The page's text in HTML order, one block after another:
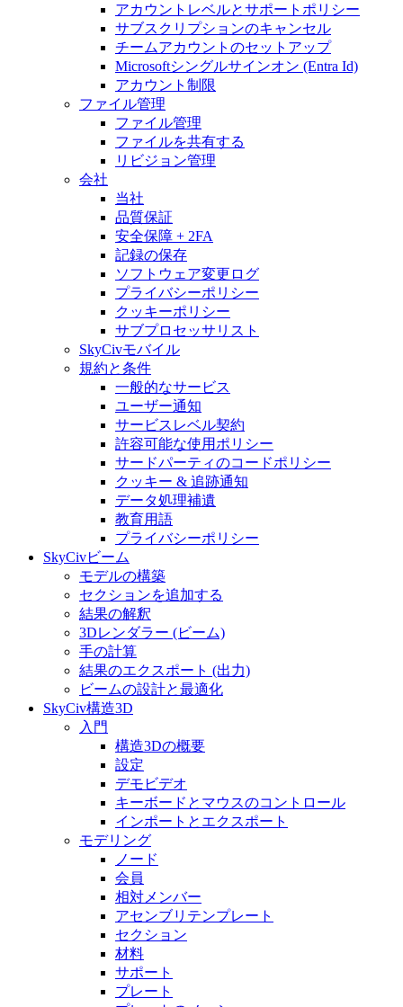
アカウントレベルとサポートポリシー
サブスクリプションのキャンセル
チームアカウントのセットアップ
Microsoftシングルサインオン (Entra Id)
アカウント制限
ファイル管理
ファイル管理
ファイルを共有する
リビジョン管理
会社
当社
品質保証
安全保障 + 2FA
記録の保存
ソフトウェア変更ログ
プライバシーポリシー
クッキーポリシー
サブプロセッサリスト
SkyCivモバイル
規約と条件
一般的なサービス
ユーザー通知
サービスレベル契約
許容可能な使用ポリシー
サードパーティのコードポリシー
クッキー & 追跡通知
データ処理補遺
教育用語
プライバシーポリシー
SkyCivビーム
モデルの構築
セクションを追加する
結果の解釈
3Dレンダラー (ビーム)
手の計算
結果のエクスポート (出力)
ビームの設計と最適化
SkyCiv構造3D
入門
構造3Dの概要
設定
デモビデオ
キーボードとマウスのコントロール
インポートとエクスポート
モデリング
ノード
会員
相対メンバー
アセンブリテンプレート
セクション
材料
サポート
プレート